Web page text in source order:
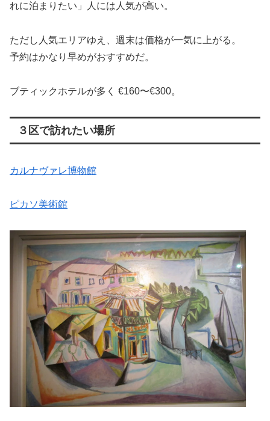
れに泊まりたい」人には人気が高い。
ただし人気エリアゆえ、週末は価格が一気に上がる。
予約はかなり早めがおすすめだ。
ブティックホテルが多く €160〜€300。
３区で訪れたい場所
カルナヴァレ博物館
ピカソ美術館